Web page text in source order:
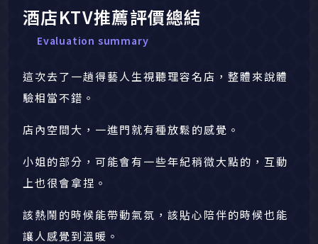
酒店KTV推薦評價總結
Evaluation summary
這次去了一趟得藝人生視聽理容名店，整體來說體
驗相當不錯。
店內空間大，一進門就有種放鬆的感覺。
小姐的部分，可能會有一些年紀稍微大點的，互動
上也很會拿捏。
該熱鬧的時候能帶動氣氛，該貼心陪伴的時候也能
讓人感覺到溫暖。